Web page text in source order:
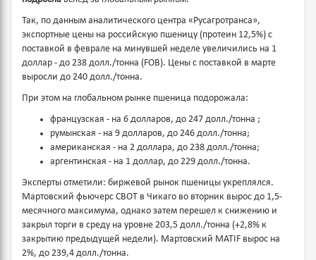
Так, по данным аналитического центра «Русагротранса»,
экспортные цены на российскую пшеницу (протеин 12,5%) с
поставкой в феврале на минувшей неделе увеличились на 1
доллар - до 238 долл./тонна (FOB). Цены с поставкой в марте
выросли до 240 долл./тонна.
При этом на глобальном рынке пшеница подорожала:
французская - на 6 долларов, до 247 долл./тонна ;
румынская - на 9 долларов, до 246 долл./тонна;
американская - на 2 доллара, до 238 долл./тонна;
аргентинская - на 1 доллар, до 229 долл./тонна.
Эксперты отметили: биржевой рынок пшеницы укреплялся.
Мартовский фьючерс CBOT в Чикаго во вторник вырос до 1,5-
месячного максимума, однако затем перешел к снижению и
закрыл торги в среду на уровне 203,5 долл./тонна (+2,8% к
закрытию предыдущей недели). Мартовский MATIF вырос на
2%, до 239,4 долл./тонна.